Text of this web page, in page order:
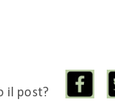
il post?